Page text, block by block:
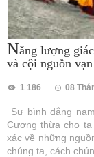
Năng lượng
và cội nguồn
1 186 08
Sự bình đẳng
Cương thừa cho
xác về những
chúng ta, cách